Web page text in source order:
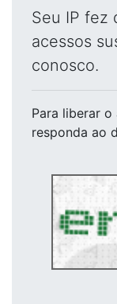
Seu IP fez
acessos
conosco.
Para liberar o
responda ao